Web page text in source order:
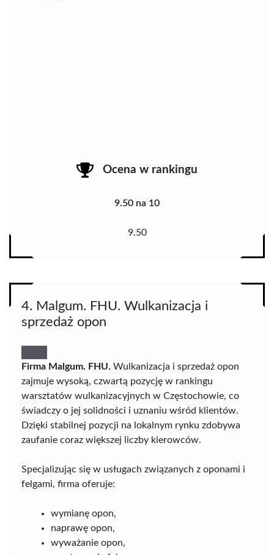
Ocena w rankingu
9.50 na 10
9.50
4. Malgum. FHU. Wulkanizacja i
sprzedaż opon
Firma Malgum. FHU. Wulkanizacja i sprzedaż opon
zajmuje wysoką, czwartą pozycję w rankingu
warsztatów wulkanizacyjnych w Częstochowie, co
świadczy o jej solidności i uznaniu wśród klientów.
Dzięki stabilnej pozycji na lokalnym rynku zdobywa
zaufanie coraz większej liczby kierowców.
Specjalizując się w usługach związanych z oponami i
felgami, firma oferuje:
wymianę opon,
naprawę opon,
wyważanie opon,